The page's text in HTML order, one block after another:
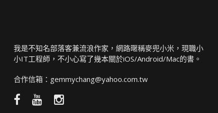
我是不知名部落客兼流浪作家，網路暱稱麥兜小米，現職小
小IT工程師，不小心寫了幾本關於iOS/Android/Mac的書。
合作信箱： gemmychang@yahoo.com.tw
FacebookYouTube
頻
Instagram